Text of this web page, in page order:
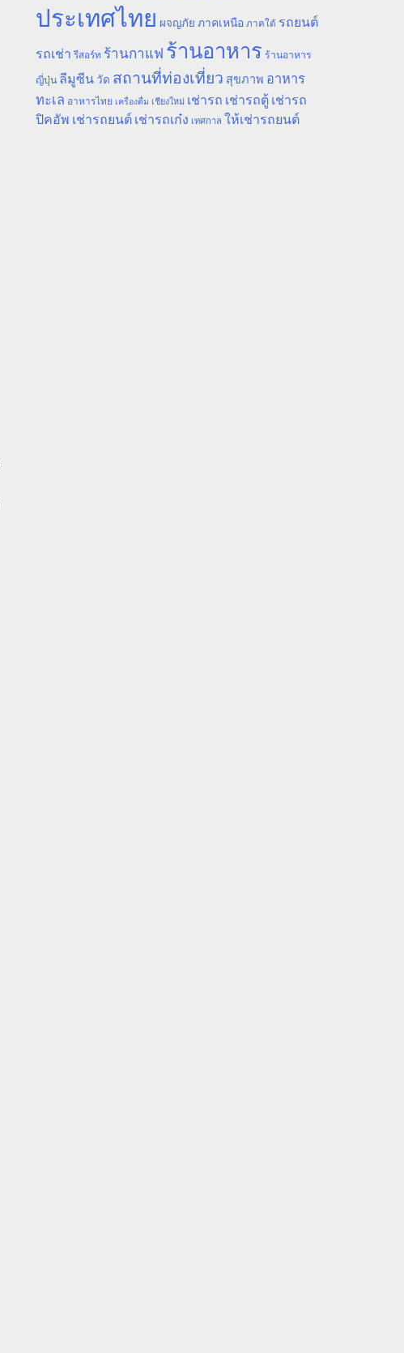
ประเทศไทย ผจญภัย ภาคเหนือ ภาคใต้ รถยนต์
รถเช่า รีสอร์ท ร้านกาแฟ ร้านอาหาร ร้านอาหาร
ญี่ปุ่น ลีมูซีน วัด สถานที่ท่องเที่ยว สุขภาพ อาหาร
ทะเล อาหารไทย เครื่องดื่ม เชียงใหม่ เช่ารถ เช่ารถตู้ เช่ารถ
ปิคอัพ เช่ารถยนต์ เช่ารถเก๋ง เทศกาล ให้เช่ารถยนต์